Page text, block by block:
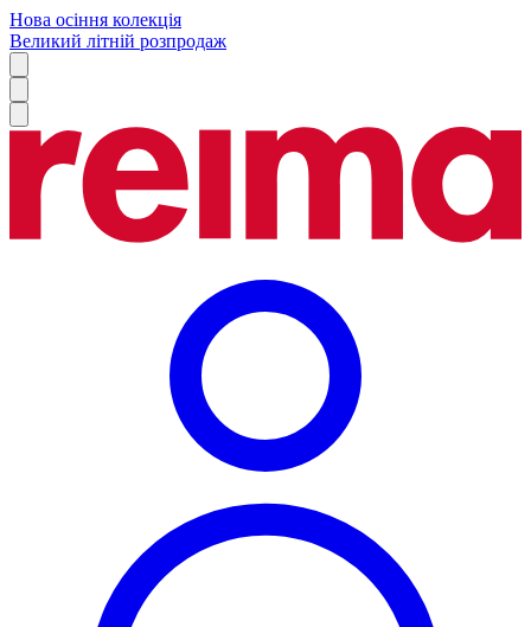
Нова осіння колекція
Великий літній розпродаж